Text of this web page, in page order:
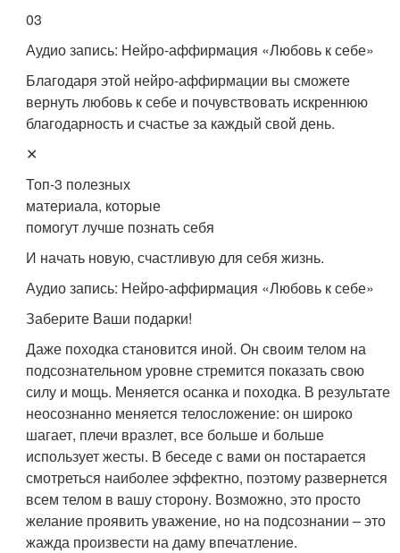
03
Аудио запись: Нейро-аффирмация «Любовь к себе»
Благодаря этой нейро-аффирмации вы сможете
вернуть любовь к себе и почувствовать искреннюю
благодарность и счастье за каждый свой день.
✕
Топ-3 полезных
материала, которые
помогут лучше познать себя
И начать новую, счастливую для себя жизнь.
Аудио запись: Нейро-аффирмация «Любовь к себе»
Заберите Ваши подарки!
Даже походка становится иной. Он своим телом на
подсознательном уровне стремится показать свою
силу и мощь. Меняется осанка и походка. В результате
неосознанно меняется телосложение: он широко
шагает, плечи вразлет, все больше и больше
использует жесты. В беседе с вами он постарается
смотреться наиболее эффектно, поэтому развернется
всем телом в вашу сторону. Возможно, это просто
желание проявить уважение, но на подсознании – это
жажда произвести на даму впечатление.